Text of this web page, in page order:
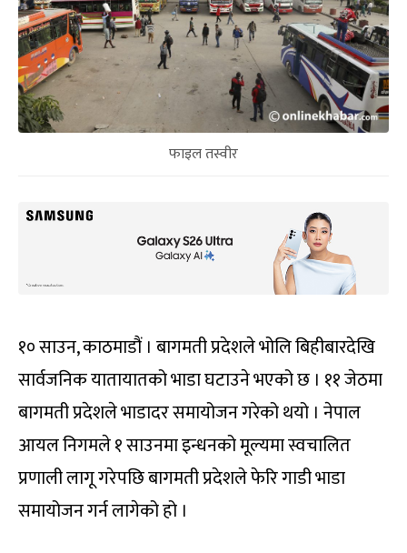
फाइल तस्वीर
१० साउन, काठमाडौं । बागमती प्रदेशले भोलि बिहीबारदेखि
सार्वजनिक यातायातको भाडा घटाउने भएको छ । ११ जेठमा
बागमती प्रदेशले भाडादर समायोजन गरेको थयो । नेपाल
आयल निगमले १ साउनमा इन्धनको मूल्यमा स्वचालित
प्रणाली लागू गरेपछि बागमती प्रदेशले फेरि गाडी भाडा
समायोजन गर्न लागेको हो ।